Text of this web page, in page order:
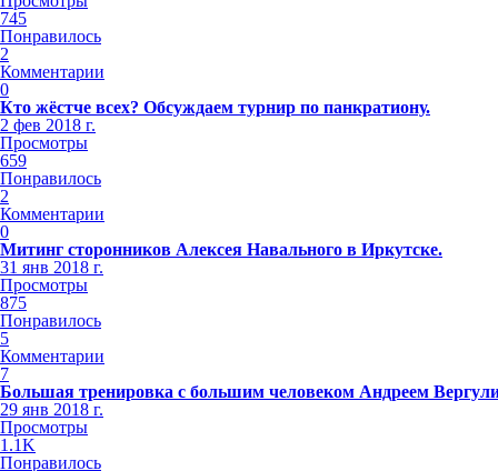
745
Понравилось
2
Комментарии
0
Кто жёстче всех? Обсуждаем турнир по панкратиону.
2 фев 2018 г.
Просмотры
659
Понравилось
2
Комментарии
0
Митинг сторонников Алексея Навального в Иркутске.
31 янв 2018 г.
Просмотры
875
Понравилось
5
Комментарии
7
Большая тренировка с большим человеком Андреем
29 янв 2018 г.
Просмотры
1.1K
Понравилось